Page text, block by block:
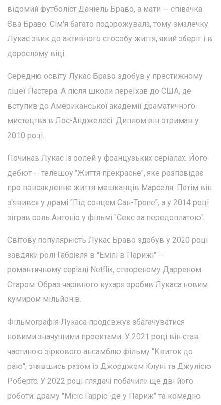
відомий футболіст Даніель Браво, а мати -- співачка
Єва Браво. Сім'я багато подорожувала, тому змалечку
Лукас звик до активного способу життя, який зберіг і в
дорослому віці.
Середню освіту Лукас Браво здобув у престижному
ліцеї Пастера. А після школи переїхав до США, де
вступив до Американської академії драматичного
мистецтва в Лос-Анджелесі. Диплом він отримав у
2010 році.
Починав Лукас із ролей у французьких серіалах. Його
дебют -- телешоу "Життя прекрасне", яке розповідає
про повсякденне життя мешканців Марселя. Потім він
з'явився у драмі "Під сонцем Сан-Тропе", а у 2014 році
зіграв роль Антоніо у фільмі "Секс за передоплатою".
Світову популярність Лукас Браво здобув у 2020 році
завдяки ролі Габрієля в "Емілі в Парижі" --
романтичному серіалі Netflix, створеному Дарреном
Старом. Образ чарівного кухаря зробив Лукаса новим
кумиром мільйонів.
Фільмографія Лукаса продовжує збагачуватися
новими значущими проектами. У 2021 році він став
частиною зіркового ансамблю фільму "Квиток до
раю", знявшись разом із Джорджем Клуні та Джулією
Робертс. У 2022 році глядачі побачили ще дві його
роботи: драму "Місіс Гарріс їде у Париж" та комедію